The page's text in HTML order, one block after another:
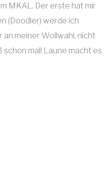
MKAL. Der erste hat mir
(Doodler) werde ich
an meiner Wollwahl, nicht
schon mal! Laune macht es